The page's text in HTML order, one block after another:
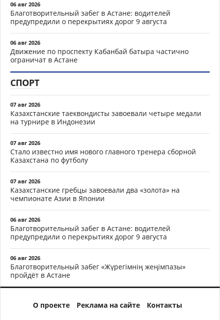
06 авг 2026
Благотворительный забег в Астане: водителей
предупредили о перекрытиях дорог 9 августа
06 авг 2026
Движение по проспекту Кабанбай батыра частично
ограничат в Астане
СПОРТ
07 авг 2026
Казахстанские таеквондисты завоевали четыре медали
на турнире в Индонезии
07 авг 2026
Стало известно имя нового главного тренера сборной
Казахстана по футболу
07 авг 2026
Казахстанские гребцы завоевали два «золота» на
чемпионате Азии в Японии
06 авг 2026
Благотворительный забег в Астане: водителей
предупредили о перекрытиях дорог 9 августа
06 авг 2026
Благотворительный забег «Жүрегімнің жеңімпазы»
пройдёт в Астане
О проекте Реклама на сайте Контакты